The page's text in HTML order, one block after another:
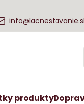
produkty